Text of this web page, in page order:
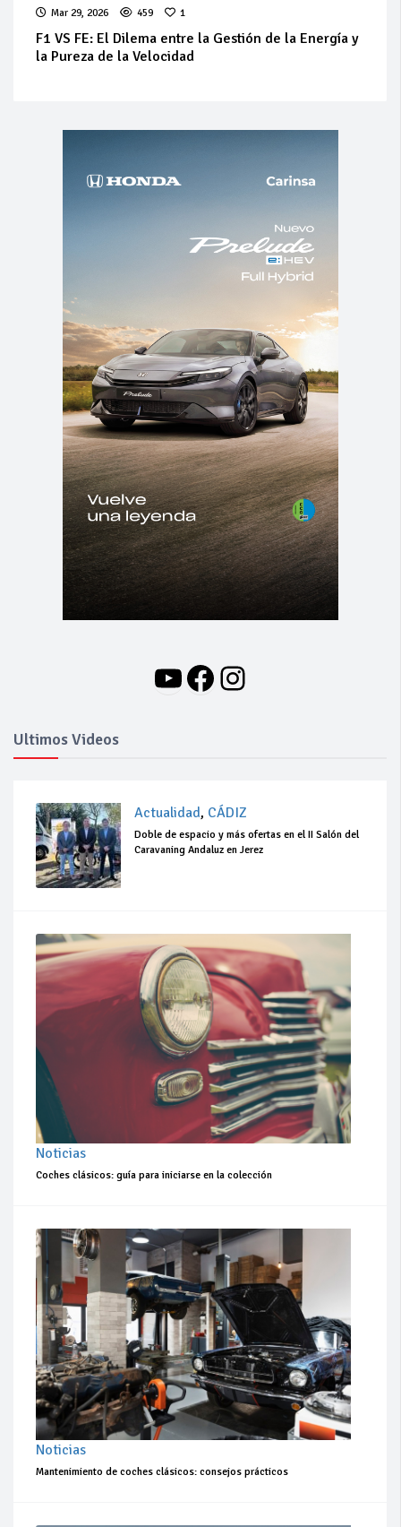
Mar 29, 2026 459 1
F1 VS FE: El Dilema entre la Gestión de la Energía y
la Pureza de la Velocidad
YouTube
Facebook
Instagram
Ultimos Videos
Actualidad, CÁDIZ
Doble de espacio y más ofertas en el II Salón del
Caravaning Andaluz en Jerez
Noticias
Coches clásicos: guía para iniciarse en la colección
Noticias
Mantenimiento de coches clásicos: consejos prácticos